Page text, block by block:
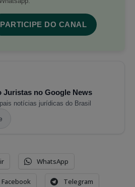
PARTICIPE DO CANAL
Juristas no Google News
notícias jurídicas do Brasil
WhatsApp
Facebook Telegram